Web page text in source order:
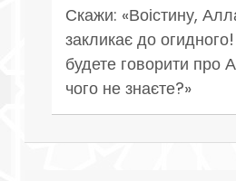
Скажи: «Воістину,
закликає до
будете говорити про
чого не знаєте?»